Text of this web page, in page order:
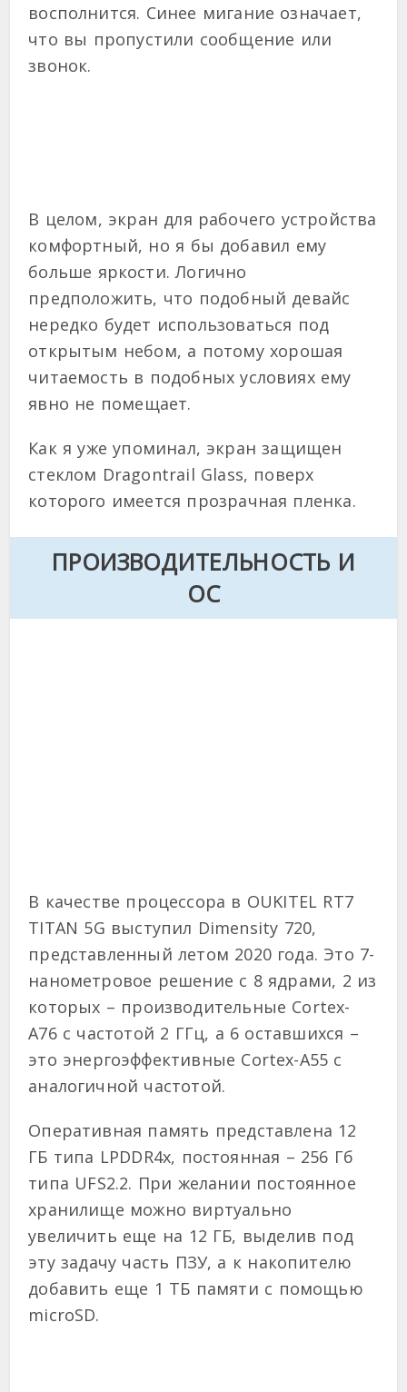
восполнится. Синее мигание означает,
что вы пропустили сообщение или
звонок.
В целом, экран для рабочего устройства
комфортный, но я бы добавил ему
больше яркости. Логично
предположить, что подобный девайс
нередко будет использоваться под
открытым небом, а потому хорошая
читаемость в подобных условиях ему
явно не помещает.
Как я уже упоминал, экран защищен
стеклом Dragontrail Glass, поверх
которого имеется прозрачная пленка.
ПРОИЗВОДИТЕЛЬНОСТЬ И
ОС
В качестве процессора в OUKITEL RT7
TITAN 5G выступил Dimensity 720,
представленный летом 2020 года. Это 7-
нанометровое решение с 8 ядрами, 2 из
которых – производительные Cortex-
A76 с частотой 2 ГГц, а 6 оставшихся –
это энергоэффективные Cortex-A55 с
аналогичной частотой.
Оперативная память представлена 12
ГБ типа LPDDR4x, постоянная – 256 Гб
типа UFS2.2. При желании постоянное
хранилище можно виртуально
увеличить еще на 12 ГБ, выделив под
эту задачу часть ПЗУ, а к накопителю
добавить еще 1 ТБ памяти с помощью
microSD.